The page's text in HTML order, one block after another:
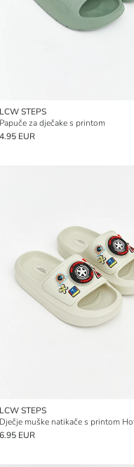
LCW STEPS
Papuče za dječake s printom
4.95 EUR
LCW STEPS
6.95 EUR